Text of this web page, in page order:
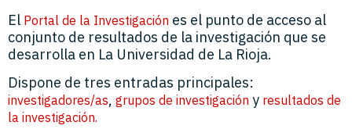
El Portal de la Investigación es el punto de acceso al
conjunto de resultados de la investigación que se
desarrolla en La Universidad de La Rioja.
Dispone de tres entradas principales:
investigadores/as, grupos de investigación y resultados de
la investigación.